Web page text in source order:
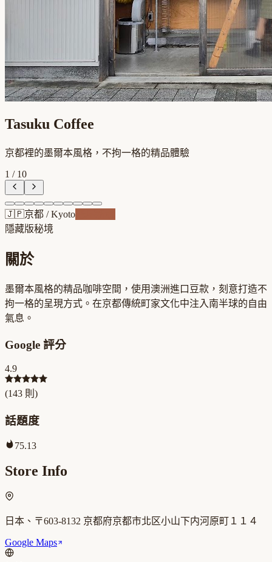
Tasuku Coffee
京都裡的墨爾本風格，不拘一格的精品體驗
1 / 10
🇯🇵京都 /Kyoto
隱藏版秘境
關於
墨爾本風格的精品咖啡空間，使用澳洲進口豆款，刻意打造不
拘一格的呈現方式。在京都傳統町家文化中注入南半球的自由
氣息。
Google 評分
4.9
(143 則)
話題度
75.13
Store Info
日本、〒603-8132 京都府京都市北区小山下内河原町１１４
Google Maps